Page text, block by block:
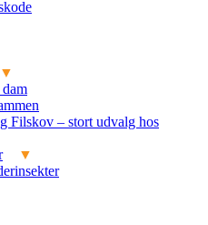
Filskov – stort udvalg hos